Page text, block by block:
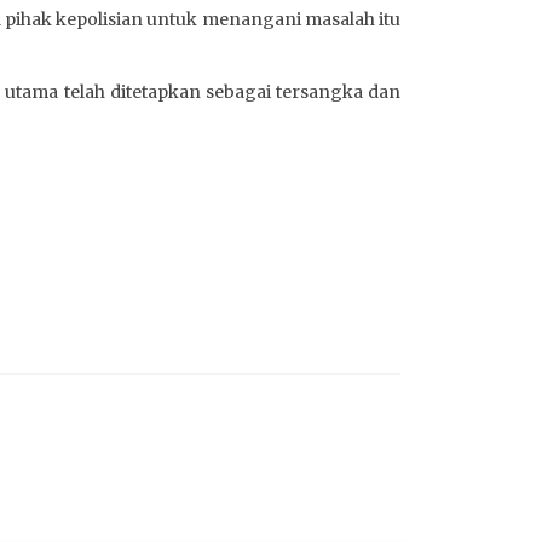
kepolisian untuk menangani masalah itu
telah ditetapkan sebagai tersangka dan